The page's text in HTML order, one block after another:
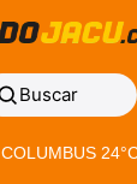
Buscar
COLUMBUS